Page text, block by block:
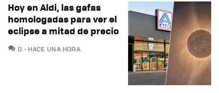
Hoy en Aldi, las gafas
homologadas para ver el
eclipse a mitad de precio
0 COMENTARIOS
HACE UNA HORA